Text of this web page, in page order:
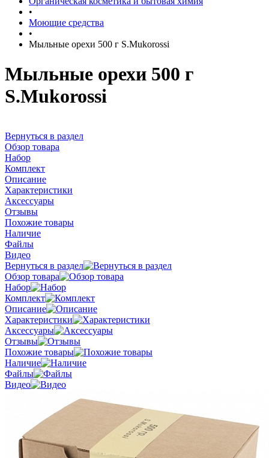
•
Моющие средства
•
Мыльные орехи 500 г S.Mukorossi
Мыльные орехи 500 г
S.Mukorossi
Вернуться в раздел
Обзор товара
Набор
Комплект
Описание
Характеристики
Аксессуары
Отзывы
Похожие товары
Наличие
Файлы
Видео
Вернуться в раздел
Обзор товара
Набор
Комплект
Описание
Характеристики
Аксессуары
Отзывы
Похожие товары
Наличие
Файлы
Видео